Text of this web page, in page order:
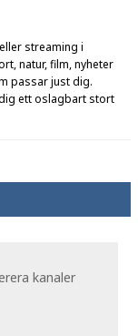
streaming i
natur, film, nyheter
passar just dig.
ett oslagbart stort
kanaler